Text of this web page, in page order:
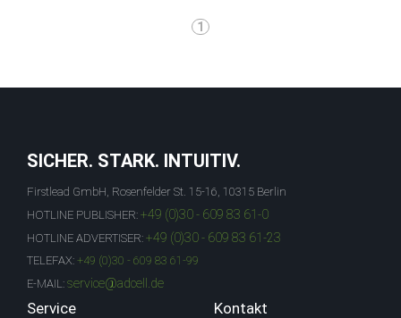
1
SICHER. STARK. INTUITIV.
Firstlead GmbH, Rosenfelder St. 15-16, 10315 Berlin
HOTLINE PUBLISHER: +49 (0)30 - 609 83 61-0
HOTLINE ADVERTISER: +49 (0)30 - 609 83 61-23
TELEFAX: +49 (0)30 - 609 83 61-99
E-MAIL: service@adcell.de
Service Kontakt